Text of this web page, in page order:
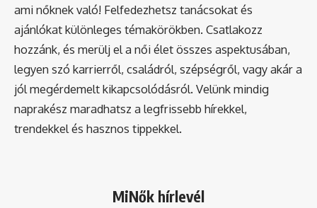
ami nőknek való! Felfedezhetsz tanácsokat és
ajánlókat különleges témakörökben. Csatlakozz
hozzánk, és merülj el a női élet összes aspektusában,
legyen szó karrierről, családról, szépségről, vagy akár a
jól megérdemelt kikapcsolódásról. Velünk mindig
naprakész maradhatsz a legfrissebb hírekkel,
trendekkel és hasznos tippekkel.
MiNők hírlevél